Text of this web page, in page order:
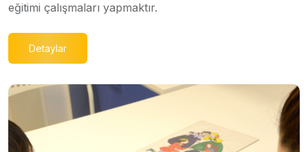
eğitimi çalışmaları yapmaktır.
Detaylar